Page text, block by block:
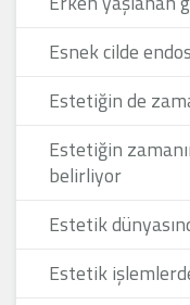
Esnek cilde
Estetiğin de
Estetiğin
belirliyor
Estetik
Estetik